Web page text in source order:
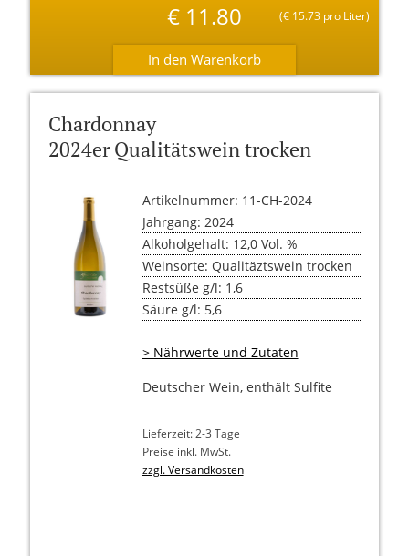
€11.80 (€ 15.73 pro Liter)
Chardonnay
2024er Qualitätswein trocken
Artikelnummer: 11-CH-2024
Jahrgang: 2024
Alkoholgehalt: 12,0 Vol. %
Weinsorte: Qualitäztswein trocken
Restsüße g/l: 1,6
Säure g/l: 5,6
> Nährwerte und Zutaten
Deutscher Wein, enthält Sulfite
Lieferzeit: 2-3 Tage
Preise inkl. MwSt.
zzgl. Versandkosten